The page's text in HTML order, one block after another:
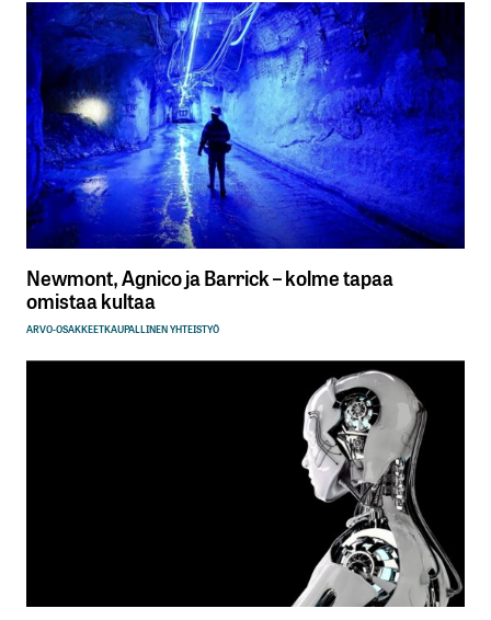
Newmont, Agnico ja Barrick – kolme tapaa
omistaa kultaa
ARVO-OSAKKEETKAUPALLINEN YHTEISTYÖ